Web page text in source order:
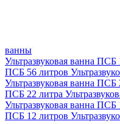
ванны
Ультразвуковая ванна ПСБ
ПСБ 56 литров
Ультразвуковая ванна ПСБ
ПСБ 22 литра
Ультразвуковая ванна ПСБ
ПСБ 12 литров